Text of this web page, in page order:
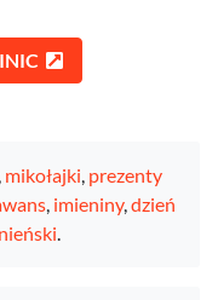
mikołajki prezenty
imieniny, dzień